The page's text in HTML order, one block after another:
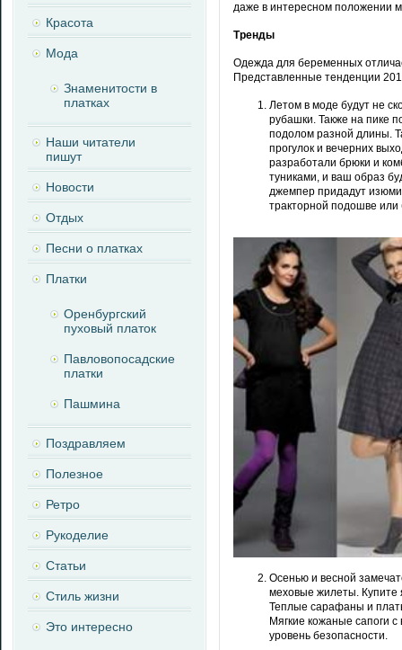
даже в интересном положении
Тренды
Одежда для беременных
Представленные тенденции
Летом в моде будут не
рубашки. Также на пике
подолом разной длины.
прогулок и вечерних
разработали брюки и
туниками, и ваш образ
джемпер придадут
тракторной подошве или
Осенью и весной
меховые жилеты. Купите
Теплые сарафаны и
Мягкие кожаные сапоги
уровень безопасности.
Красота
Мода
Знаменитости в
платках
Наши читатели
пишут
Новости
Отдых
Песни о платках
Платки
Оренбургский
пуховый платок
Павловопосадские
платки
Пашмина
Поздравляем
Полезное
Ретро
Рукоделие
Статьи
Стиль жизни
Это интересно